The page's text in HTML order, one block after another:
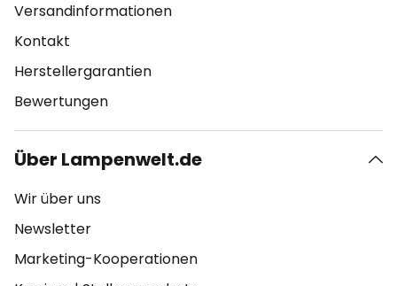
Versandinformationen
Kontakt
Herstellergarantien
Bewertungen
Über Lampenwelt.de
Wir über uns
Newsletter
Marketing-Kooperationen